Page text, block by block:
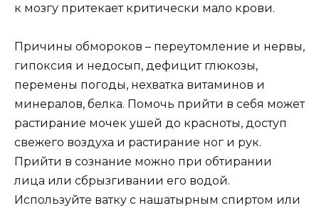
к мозгу притекает критически мало крови.
Причины обмороков – переутомление и нервы,
гипоксия и недосып, дефицит глюкозы,
перемены погоды, нехватка витаминов и
минералов, белка. Помочь прийти в себя может
растирание мочек ушей до красноты, доступ
свежего воздуха и растирание ног и рук.
Прийти в сознание можно при обтирании
лица или сбрызгивании его водой.
Используйте ватку с нашатырным спиртом или